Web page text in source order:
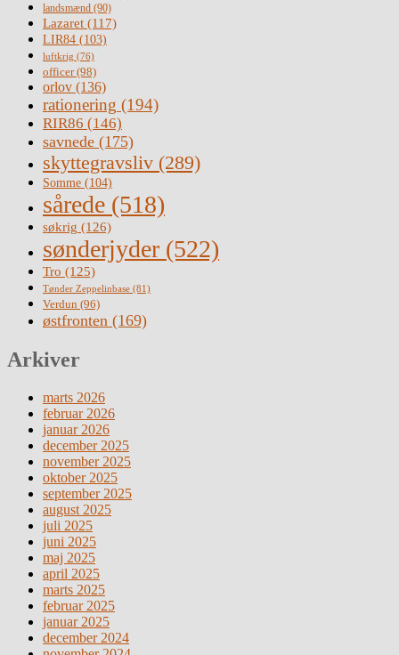
landsmænd (90)
Lazaret (117)
LIR84 (103)
luftkrig (76)
officer(98)
orlov (136)
rationering (194)
RIR86 (146)
savnede (175)
skyttegravsliv (289)
Somme (104)
sårede (518)
søkrig (126)
sønderjyder (522)
Tro (125)
Tønder Zeppelinbase (81)
Verdun (96)
østfronten (169)
Arkiver
marts 2026
februar 2026
januar 2026
december 2025
november 2025
oktober 2025
september 2025
august 2025
juli 2025
juni 2025
maj 2025
april 2025
marts 2025
februar 2025
januar 2025
december 2024